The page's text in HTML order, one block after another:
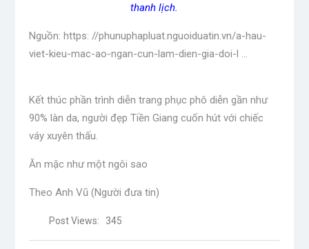
thanh lịch.
Nguồn: https: //phunuphapluat.nguoiduatin.vn/a-hau-
viet-kieu-mac-ao-ngan-cun-lam-dien-gia-doi-l …
Kết thúc phần trình diễn trang phục phô diễn gần như
90% làn da, người đẹp Tiền Giang cuốn hút với chiếc
Post Views: 345